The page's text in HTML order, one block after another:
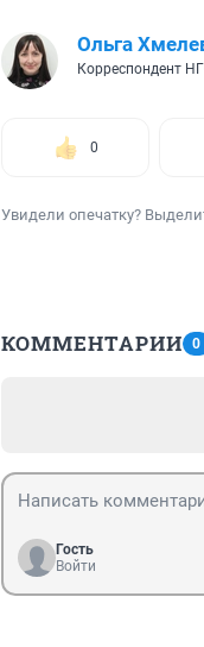
Ольга
Корреспондент
0
Увидели опечатку?
КОММЕНТАРИИ 0
Гость
Войти